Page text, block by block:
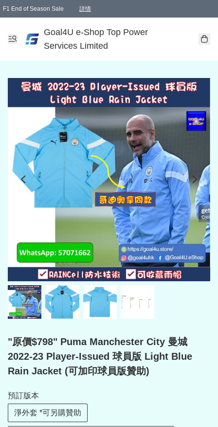
F1 End of Season Sale 詳情
Goal4U e-Shop Top Power
Services Limited
"原價$798" Puma Manchester City 曼城
2022-23 Player-Issued 球員版 Light Blue
Rain Jacket (可加印球員版贊助)
預訂版本
淨外套 *可另購贊助